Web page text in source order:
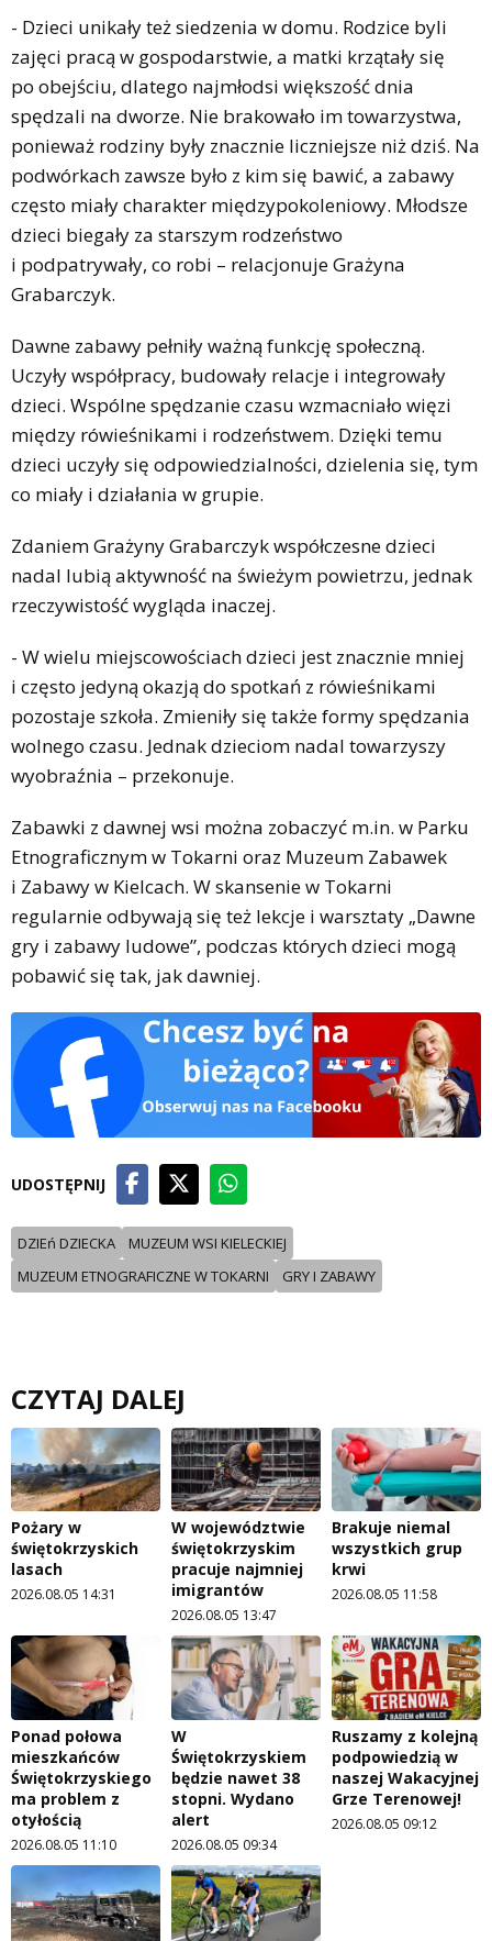
- Dzieci unikały też siedzenia w domu. Rodzice byli
zajęci pracą w gospodarstwie, a matki krzątały się
po obejściu, dlatego najmłodsi większość dnia
spędzali na dworze. Nie brakowało im towarzystwa,
ponieważ rodziny były znacznie liczniejsze niż dziś. Na
podwórkach zawsze było z kim się bawić, a zabawy
często miały charakter międzypokoleniowy. Młodsze
dzieci biegały za starszym rodzeństwo
i podpatrywały, co robi – relacjonuje Grażyna
Grabarczyk.
Dawne zabawy pełniły ważną funkcję społeczną.
Uczyły współpracy, budowały relacje i integrowały
dzieci. Wspólne spędzanie czasu wzmacniało więzi
między rówieśnikami i rodzeństwem. Dzięki temu
dzieci uczyły się odpowiedzialności, dzielenia się, tym
co miały i działania w grupie.
Zdaniem Grażyny Grabarczyk współczesne dzieci
nadal lubią aktywność na świeżym powietrzu, jednak
rzeczywistość wygląda inaczej.
- W wielu miejscowościach dzieci jest znacznie mniej
i często jedyną okazją do spotkań z rówieśnikami
pozostaje szkoła. Zmieniły się także formy spędzania
wolnego czasu. Jednak dzieciom nadal towarzyszy
wyobraźnia – przekonuje.
Zabawki z dawnej wsi można zobaczyć m.in. w Parku
Etnograficznym w Tokarni oraz Muzeum Zabawek
i Zabawy w Kielcach. W skansenie w Tokarni
regularnie odbywają się też lekcje i warsztaty „Dawne
gry i zabawy ludowe”, podczas których dzieci mogą
pobawić się tak, jak dawniej.
UDOSTĘPNIJ
DZIEń DZIECKA
MUZEUM WSI KIELECKIEJ
MUZEUM ETNOGRAFICZNE W TOKARNI
GRY I ZABAWY
CZYTAJ DALEJ
Pożary w
świętokrzyskich
lasach
2026.08.05 14:31
W województwie
świętokrzyskim
pracuje najmniej
imigrantów
2026.08.05 13:47
Brakuje niemal
wszystkich grup
krwi
2026.08.05 11:58
Ponad połowa
mieszkańców
Świętokrzyskiego
ma problem z
otyłością
2026.08.05 11:10
W
Świętokrzyskiem
będzie nawet 38
stopni. Wydano
alert
2026.08.05 09:34
Ruszamy z kolejną
podpowiedzią w
naszej Wakacyjnej
Grze Terenowej!
2026.08.05 09:12